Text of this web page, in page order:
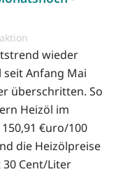
wieder
Anfang Mai
überschritten. So
Heizöl im
€uro/100
die Heizölpreise
Cent/Liter